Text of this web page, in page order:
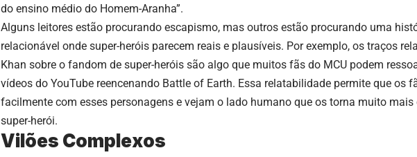
do ensino médio do Homem-Aranha”.
Alguns leitores estão procurando escapismo, mas outros estão procurando uma
relacionável onde super-heróis parecem reais e plausíveis. Por exemplo, os traços
Khan sobre o fandom de super-heróis são algo que muitos fãs do MCU podem
vídeos do YouTube reencenando Battle of Earth. Essa relatabilidade permite que os
facilmente com esses personagens e vejam o lado humano que os torna muito mais
super-herói.
Vilões Complexos